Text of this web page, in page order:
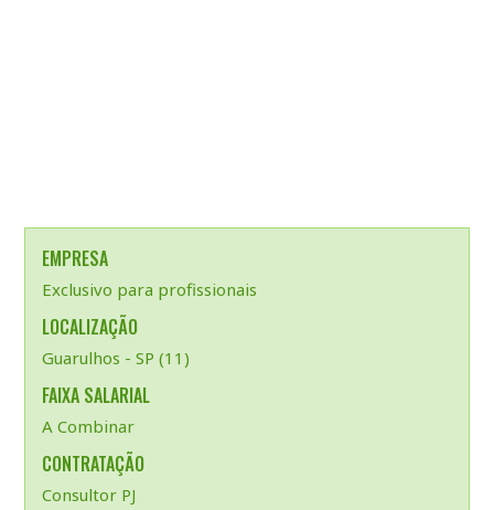
EMPRESA
Exclusivo para profissionais
LOCALIZAÇÃO
Guarulhos - SP (11)
FAIXA SALARIAL
A Combinar
CONTRATAÇÃO
Consultor PJ